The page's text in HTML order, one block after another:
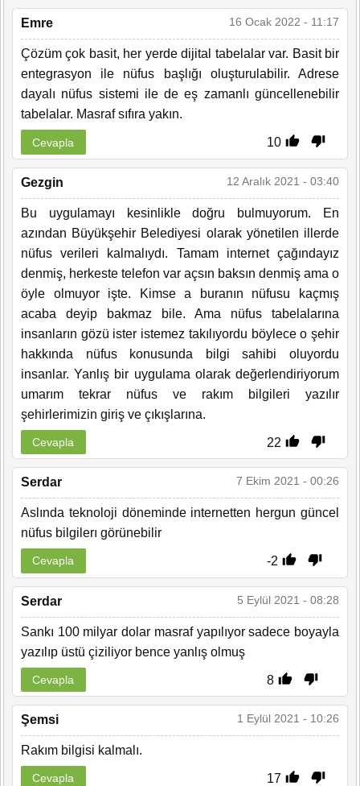
Emre 16 Ocak 2022 - 11:17
Çözüm çok basit, her yerde dijital tabelalar var. Basit bir
entegrasyon ile nüfus başlığı oluşturulabilir. Adrese
dayalı nüfus sistemi ile de eş zamanlı güncellenebilir
tabelalar. Masraf sıfıra yakın.
10
Cevapla
Gezgin 12 Aralık 2021 - 03:40
Bu uygulamayı kesinlikle doğru bulmuyorum. En
azından Büyükşehir Belediyesi olarak yönetilen illerde
nüfus verileri kalmalıydı. Tamam internet çağındayız
denmiş, herkeste telefon var açsın baksın denmiş ama o
öyle olmuyor işte. Kimse a buranın nüfusu kaçmış
acaba deyip bakmaz bile. Ama nüfus tabelalarına
insanların gözü ister istemez takılıyordu böylece o şehir
hakkında nüfus konusunda bilgi sahibi oluyordu
insanlar. Yanlış bir uygulama olarak değerlendiriyorum
umarım tekrar nüfus ve rakım bilgileri yazılır
şehirlerimizin giriş ve çıkışlarına.
22
Cevapla
Serdar 7 Ekim 2021 - 00:26
Aslında teknoloji döneminde internetten hergun güncel
nüfus bilgilerı görünebilir
-2
Cevapla
Serdar 5 Eylül 2021 - 08:28
Sankı 100 milyar dolar masraf yapılıyor sadece boyayla
yazılıp üstü çiziliyor bence yanlış olmuş
8
Cevapla
Şemsi 1 Eylül 2021 - 10:26
Rakım bilgisi kalmalı.
17
Cevapla